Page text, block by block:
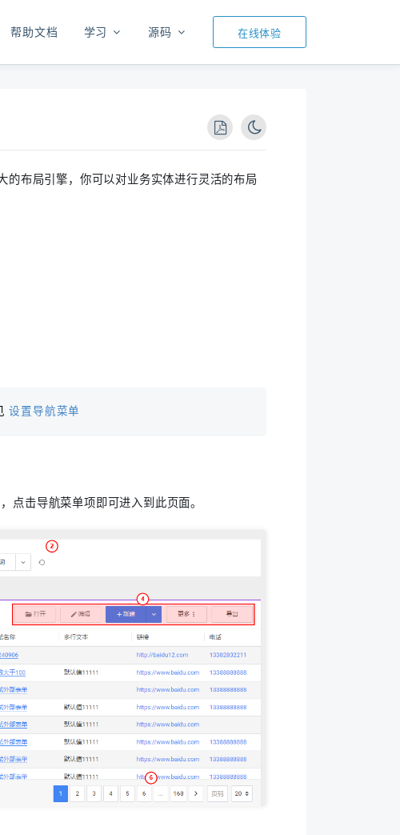
帮助文档 学习 源码 在线体验
的布局引擎，你可以对业务实体进行灵活的布局
设置导航菜单
点击导航菜单项即可进入到此页面。